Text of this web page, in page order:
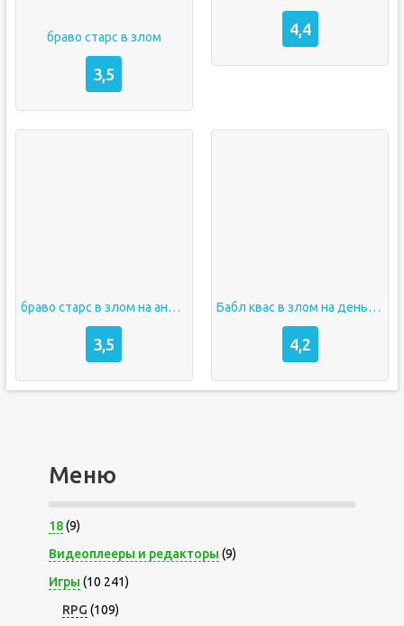
браво старс в злом
3,5
4,4
браво старс в злом на андроид
3,5
Бабл квас в злом на деньги и кристаллы
4,2
Меню
18(9)
Видеоплееры и редакторы (9)
Игры (10 241)
RPG (109)